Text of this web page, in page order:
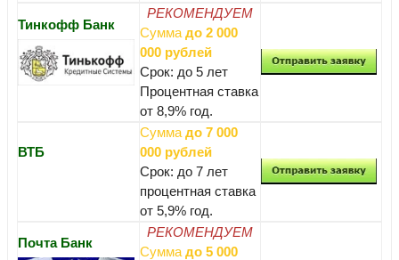
Тинкофф Банк
РЕКОМЕНДУЕМ
Сумма до 2 000
000 рублей
Срок: до 5 лет
Процентная ставка
от 8,9% год.
ВТБ
Сумма до 7 000
000 рублей
Срок: до 7 лет
процентная ставка
от 5,9% год.
Почта Банк
РЕКОМЕНДУЕМ
Сумма до 5 000